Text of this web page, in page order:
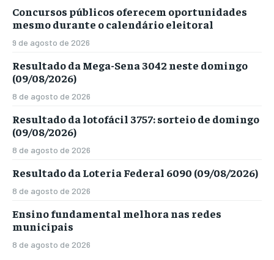
Concursos públicos oferecem oportunidades
mesmo durante o calendário eleitoral
9 de agosto de 2026
Resultado da Mega-Sena 3042 neste domingo
(09/08/2026)
8 de agosto de 2026
Resultado da lotofácil 3757: sorteio de domingo
(09/08/2026)
8 de agosto de 2026
Resultado da Loteria Federal 6090 (09/08/2026)
8 de agosto de 2026
Ensino fundamental melhora nas redes
municipais
8 de agosto de 2026